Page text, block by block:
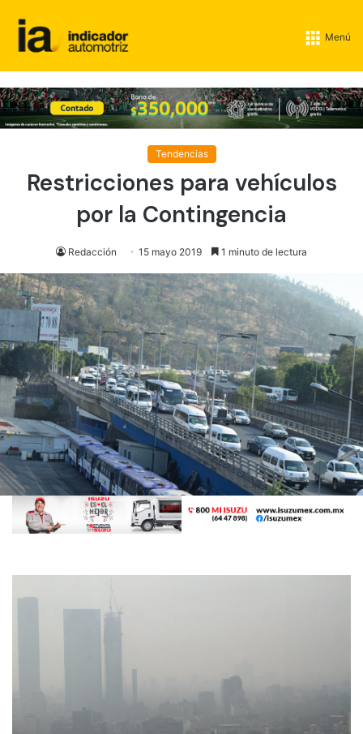
Menú
Tendencias
Restricciones para vehículos
por la Contingencia
Redacción 15 mayo 2019 1 minuto de lectura